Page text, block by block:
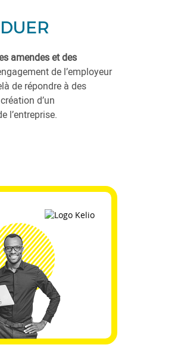
amendes et des
de l’employeur
de répondre à des
d’un
l’entreprise.